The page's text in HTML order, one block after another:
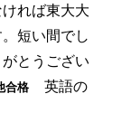
れば東大大
短い間でし
とうござい
合格
英語の